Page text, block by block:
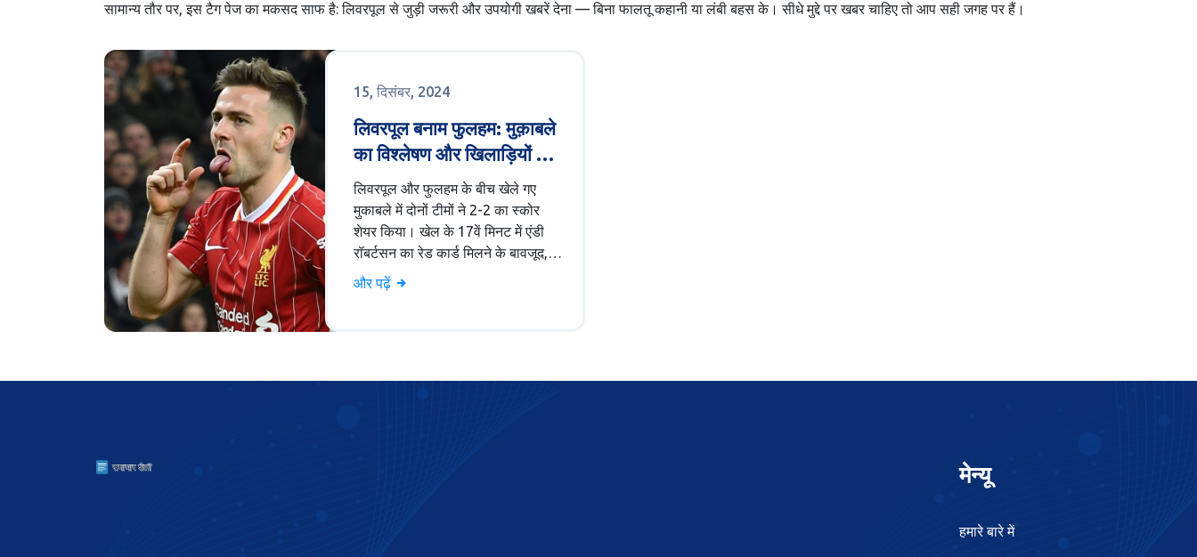
सामान्य तौर पर, इस टैग पेज का मकसद साफ है: लिवरपूल से जुड़ी जरूरी और उपयोगी खबरें देना — बिना फालतू कहानी या लंबी बहस के। सीधे मुद्दे पर खबर चाहिए तो आप सही जगह पर हैं।
15, दिसंबर, 2024
लिवरपूल बनाम फुलहम: मुक़ाबले
का विश्लेषण और खिलाड़ियों के
प्रदर्शन की समीक्षा
लिवरपूल और फुलहम के बीच खेले गए
मुकाबले में दोनों टीमों ने 2-2 का स्कोर
शेयर किया। खेल के 17वें मिनट में एंडी
रॉबर्टसन का रेड कार्ड मिलने के बावजूद,
लिवरपूल ने कोडी गाकपो और दियोगो जोटा
के गोल्स के जरिए मैच ड्रॉ किया। इस
और पढ़ें
मेन्यू
हमारे बारे में